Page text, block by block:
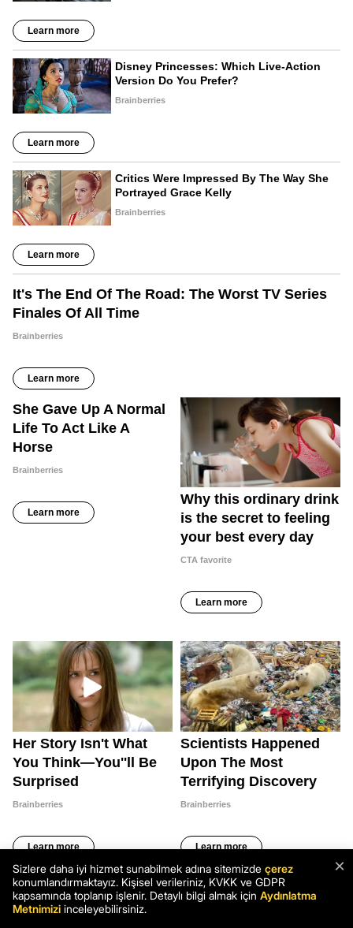
×
Sizlere daha iyi hizmet sunabilmek adına sitemizde çerez
konumlandırmaktayız. Kişisel verileriniz, KVKK ve GDPR
kapsamında toplanıp işlenir. Detaylı bilgi almak için Aydınlatma
Metnimizi inceleyebilirsiniz.